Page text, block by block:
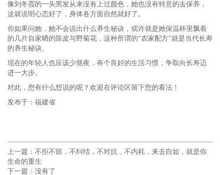
像刘冬霞的一头黑发从来没有上过颜色，她也没有特意的去保养，
这就说明心态好了，身体各方面自然就好了。
你如果问她，她不会说出什么养生秘诀，或许就是她保温杯里飘着
的几片自家晒的陈皮与野菊花，这种所谓的“农家配方”就是当代长寿
的养生秘诀。
现在的年轻人也应该少熬夜，有个良好的生活习惯，争取向长寿迈
进一大步。
对此，您有什么想说的呢？欢迎在评论区留下您的看法！
发布于：福建省
上一篇： 不拒不留，不纠结，不对抗，不内耗，来去自如，就是你
生命的重生
下一篇：没有了